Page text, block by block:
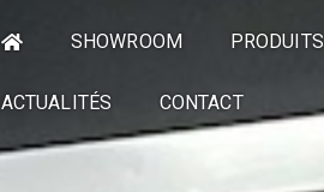
SHOWROOM PRODUITS
ACTUALITÉS CONTACT